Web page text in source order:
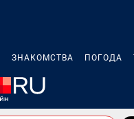
ЗНАКОМСТВА ПОГОДА